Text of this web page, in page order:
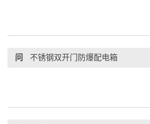
问 不锈钢双开门防爆配电箱